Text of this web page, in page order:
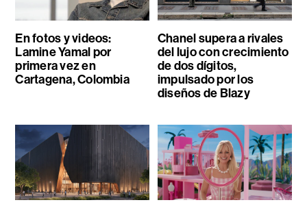
En fotos y videos:
Lamine Yamal por
primera vez en
Cartagena, Colombia
Chanel supera a rivales
del lujo con crecimiento
de dos dígitos,
impulsado por los
diseños de Blazy